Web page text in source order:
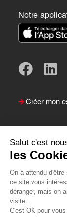
Salut c'est
les
On a attendu d'être
ce site vous
déranger, mais on
visite...
C'est OK pour vous
Notre
Créer mon